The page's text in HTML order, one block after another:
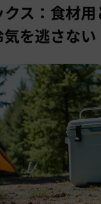
ス：食材
を逃さない